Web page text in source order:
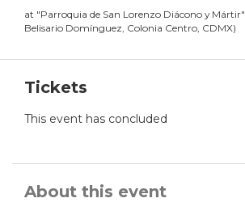
at "Parroquia de San Lorenzo Diácono y Mártir"
Belisario Domínguez, Colonia Centro, CDMX)
Tickets
This event has concluded
About this event